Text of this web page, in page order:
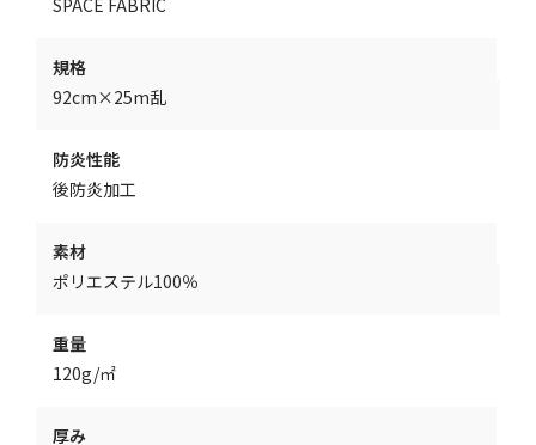
SPACE FABRIC
規格
92cm×25m乱
防炎性能
後防炎加工
素材
ポリエステル100％
重量
120g/㎡
厚み